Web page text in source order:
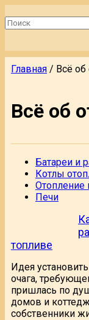
Главная / Всё об
Всё об
Батареи и
Котлы
Отопление
Печи
топливе
Идея
очага,
пришлась по
домов и
собственники